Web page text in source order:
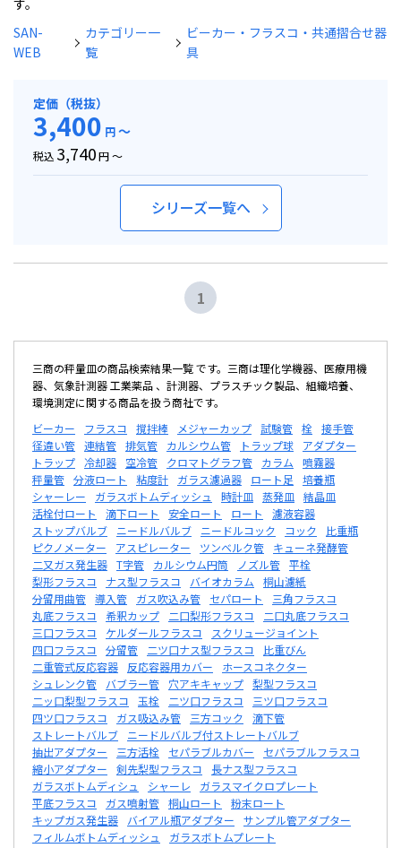
す。
SAN-
WEB
カテゴリー一
覧
ビーカー・フラスコ・共通摺合せ器
具
定価（税抜）
3,400 円～
税込 3,740円 ～
シリーズ一覧へ
1
三商の秤量皿の商品検索結果一覧 です。三商は理化学機器、医療用機
器、気象計測器 工業薬品 、計測器、プラスチック製品、組織培養、
環境測定に関する商品を扱う商社です。
ビーカー
フラスコ 撹拌棒 メジャーカップ 試験管 栓 接手管
径違い管 連結管 排気管 カルシウム管 トラップ球
アダプター
トラップ 冷却器 空冷管 クロマトグラフ管 カラム
噴霧器
秤量管 分液ロート 粘度計 ガラス濾過器 ロート足
培養瓶
シャーレー
ガラスボトムディッシュ 時計皿 蒸発皿
結晶皿
活栓付ロート
滴下ロート 安全ロート ロート
濾液容器
ストップバルブ
ニードルバルブ ニードルコック コック
比重瓶
ピクノメーター
アスピレーター ツンベルク管
キューネ発酵管
二又ガス発生器 T字管 カルシウム円筒 ノズル管 平栓
梨形フラスコ
ナス型フラスコ バイオカラム
桐山濾紙
分留用曲管 導入管 ガス吹込み管 セパロート
三角フラスコ
丸底フラスコ
希釈カップ 二口梨形フラスコ
二口丸底フラスコ
三口フラスコ
ケルダールフラスコ
スクリュージョイント
四口フラスコ
分留管 二ツ口ナス型フラスコ
比重びん
二重管式反応容器
反応容器用カバー
ホースコネクター
シュレンク管
バブラー管 穴アキキャップ 梨型フラスコ
二ッ口梨型フラスコ
玉栓 二ツ口フラスコ
三ツ口フラスコ
四ツ口フラスコ
ガス吸込み管 三方コック
滴下管
ストレートバルブ
ニードルバルブ付ストレートバルブ
抽出アダプター
三方活栓 セパラブルカバー
セパラブルフラスコ
縮小アダプター
剣先梨型フラスコ
長ナス型フラスコ
ガラスボトムディシュ
シャーレ
ガラスマイクロプレート
平底フラスコ
ガス噴射管 桐山ロート
粉末ロート
キップガス発生器
バイアル瓶アダプター
サンプル管アダプター
フィルムボトムディッシュ
ガラスボトムプレート